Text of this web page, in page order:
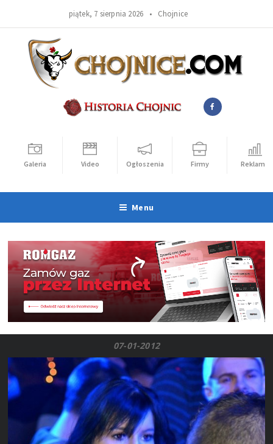
piątek, 7 sierpnia 2026 • Chojnice
Galeria Video Ogłoszenia Firmy Reklama
Menu
07-01-2012